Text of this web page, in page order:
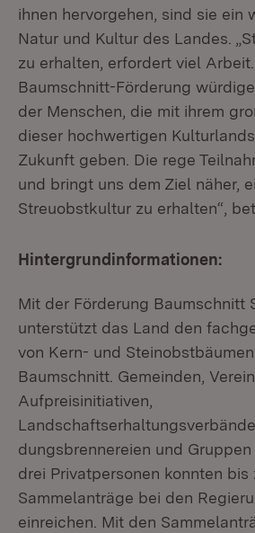
ihnen hervorgehen, sind sie ein
Natur und Kultur des Landes.
zu erhalten, erfordert viel
Baumschnitt-Förderung
der Menschen, die mit ihrem
dieser hochwertigen
Zukunft geben. Die rege
und bringt uns dem Ziel näher,
Streuobstkultur zu erhalten“,
Hintergrundinformationen:
Mit der Förderung Baumschnitt
unterstützt das Land den
von Kern- und
Baumschnitt. Gemeinden,
Aufpreisinitiativen,
dungsbrennereien und
drei Privatpersonen konnten bis
Sammelanträge bei den
einreichen. Mit den